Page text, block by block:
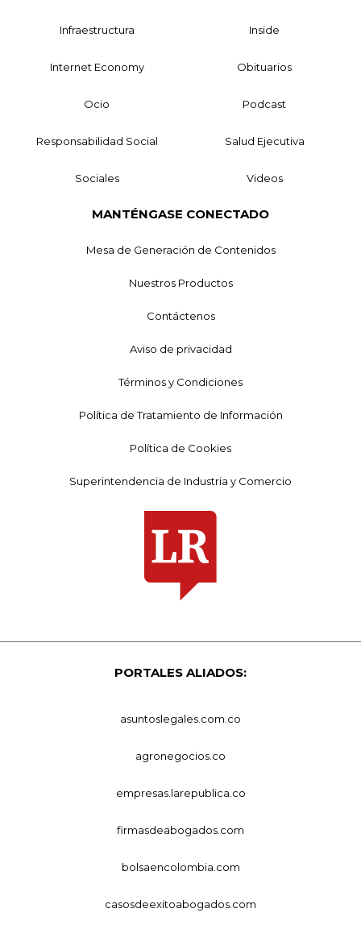
Infraestructura Inside
Internet Economy Obituarios
Ocio Podcast
Responsabilidad Social Salud Ejecutiva
Sociales Videos
MANTÉNGASE CONECTADO
Mesa de Generación de Contenidos
Nuestros Productos
Contáctenos
Aviso de privacidad
Términos y Condiciones
Política de Tratamiento de Información
Política de Cookies
Superintendencia de Industria y Comercio
PORTALES ALIADOS:
asuntoslegales.com.co
agronegocios.co
empresas.larepublica.co
firmasdeabogados.com
bolsaencolombia.com
casosdeexitoabogados.com